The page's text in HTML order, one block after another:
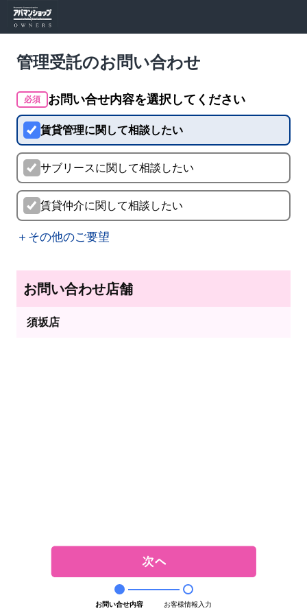
管理受託のお問い合わせ
必須 お問い合せ内容を選択してください
賃貸管理に関して相談したい
サブリースに関して相談したい
賃貸仲介に関して相談したい
＋その他のご要望
お問い合わせ店舗
須坂店
お問い合せ内容 お客様情報入力